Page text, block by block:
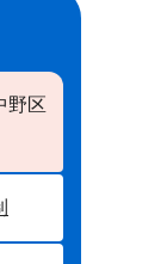
野区